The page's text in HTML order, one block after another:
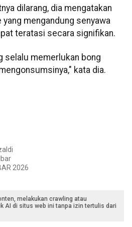
dilarang, dia mengatakan
mengandung senyawa
teratasi secara signifikan.
selalu memerlukan bong
kata dia.
2026
melakukan crawling atau
AI di situs web ini tanpa izin tertulis dari